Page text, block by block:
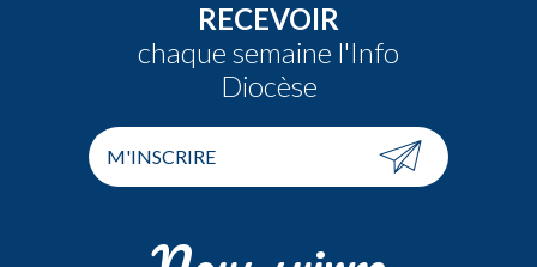
RECEVOIR
chaque semaine l'Info
Diocèse
M'INSCRIRE